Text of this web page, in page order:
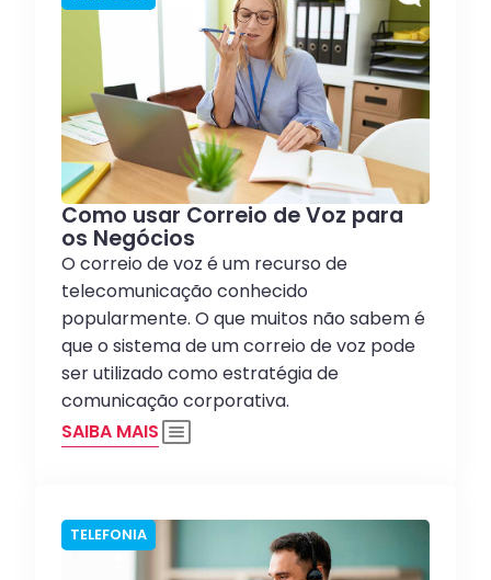
Como usar Correio de Voz para
os Negócios
O correio de voz é um recurso de
telecomunicação conhecido
popularmente. O que muitos não sabem é
que o sistema de um correio de voz pode
ser utilizado como estratégia de
comunicação corporativa.
SAIBA MAIS
TELEFONIA